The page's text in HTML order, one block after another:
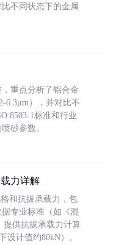
不同状态下的金属
重点分析了铝合金
6.3μm），并对比不
8503-1标准和行业
砂参数。
力详解
和抗拔承载力，包
专业标准（如《混
提供抗拔承载力计算
设计值约80kN）。